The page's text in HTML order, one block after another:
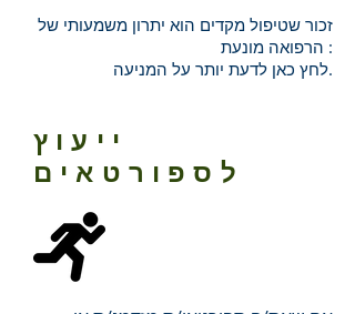
זכור שטיפול מקדים הוא יתרון משמעותי של
הרפואה מונעת :
לחץ כאן לדעת יותר על המניעה.
ייעוץ
לספורטאים